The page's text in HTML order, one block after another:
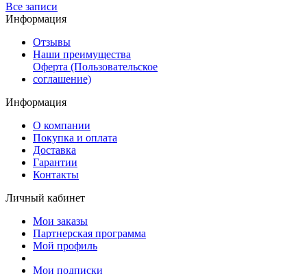
Все записи
Информация
Отзывы
Наши преимущества
Оферта (Пользовательское
соглашение)
Информация
О компании
Покупка и оплата
Доставка
Гарантии
Контакты
Личный кабинет
Мои заказы
Партнерская программа
Мой профиль
Мои подписки